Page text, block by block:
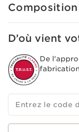
Composition
D’où vient
De
Entrez le code